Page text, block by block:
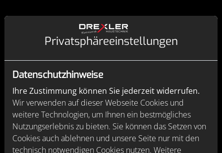
Was tun bei einem Wasseraustritt?
Sie bemerken einen Wasseraustritt oder einen
Wasserrohrbruch? Dann ist schnelle Hilfe gefragt. Noch
bevor Sie uns anrufen, drehen Sie das Absperrventil für
den entsprechenden Heiz- oder Wasserkreislauf ab.
Hilft das nicht, schließen Sie den Hauptwasserhahn.
Achtung, diesen müssen Sie
rechtsherum drehen
Sobald das Wasser nicht mehr fließt, rufen Sie uns an
und wir leisten Soforthilfe. Zudem sollten Sie anfangen,
das Wasser mit Handtüchern aufzusaugen, um
Privatsphäre­einstellungen
Datenschutzhinweise
Ihre Zustimmung können Sie jederzeit widerrufen.
Wir verwenden auf dieser Webseite Cookies und
weitere Technologien, um Ihnen ein bestmögliches
Nutzungserlebnis zu bieten. Sie können das Setzen von
Cookies auch ablehnen und unsere Seite nur mit den
technisch notwendigen Cookies nutzen. Weitere